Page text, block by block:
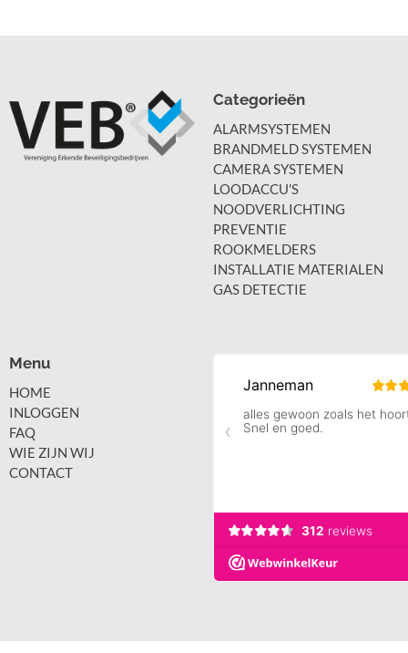
Categorieën
ALARMSYSTEMEN
BRANDMELD SYSTEMEN
CAMERA SYSTEMEN
LOODACCU'S
NOODVERLICHTING
PREVENTIE
ROOKMELDERS
INSTALLATIE MATERIALEN
GAS DETECTIE
Menu
HOME
INLOGGEN
FAQ
WIE ZIJN WIJ
CONTACT